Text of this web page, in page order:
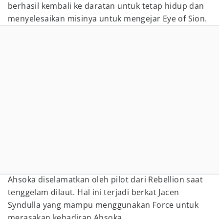
berhasil kembali ke daratan untuk tetap hidup dan
menyelesaikan misinya untuk mengejar Eye of Sion.
Ahsoka diselamatkan oleh pilot dari Rebellion saat
tenggelam dilaut. Hal ini terjadi berkat Jacen
Syndulla yang mampu menggunakan Force untuk